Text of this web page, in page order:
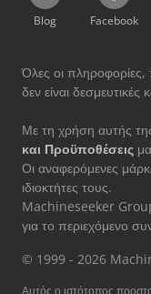
Blog Facebook
Όλες οι πληροφορίες,
δεν είναι δεσμευτικές
Με τη χρήση αυτής
και Προϋποθέσεις
Οι αναφερόμενες
ιδιοκτήτες τους.
Machineseeker
για το περιεχόμενο
© 1999 - 2026
Αυτός ο ιστότοπος